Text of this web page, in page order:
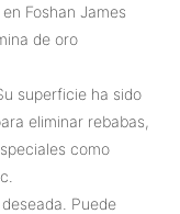
Foshan James
de oro
superficie ha sido
eliminar rebabas,
como
Puede